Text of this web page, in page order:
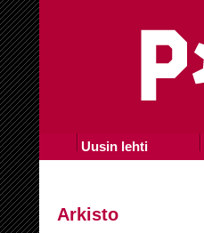
Uusin lehti
Arkisto